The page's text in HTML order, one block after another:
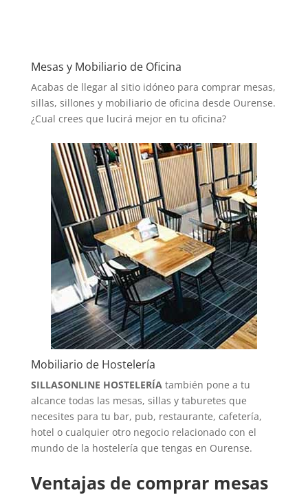
Mesas y Mobiliario de Oficina
Acabas de llegar al sitio idóneo para comprar mesas,
sillas, sillones y mobiliario de oficina desde Ourense.
¿Cual crees que lucirá mejor en tu oficina?
Mobiliario de Hostelería
SILLASONLINE HOSTELERÍAtambién pone a tu
alcance todas las mesas, sillas y taburetes que
necesites para tu bar, pub, restaurante, cafetería,
hotel o cualquier otro negocio relacionado con el
mundo de la hostelería que tengas en Ourense.
Ventajas de comprar mesas